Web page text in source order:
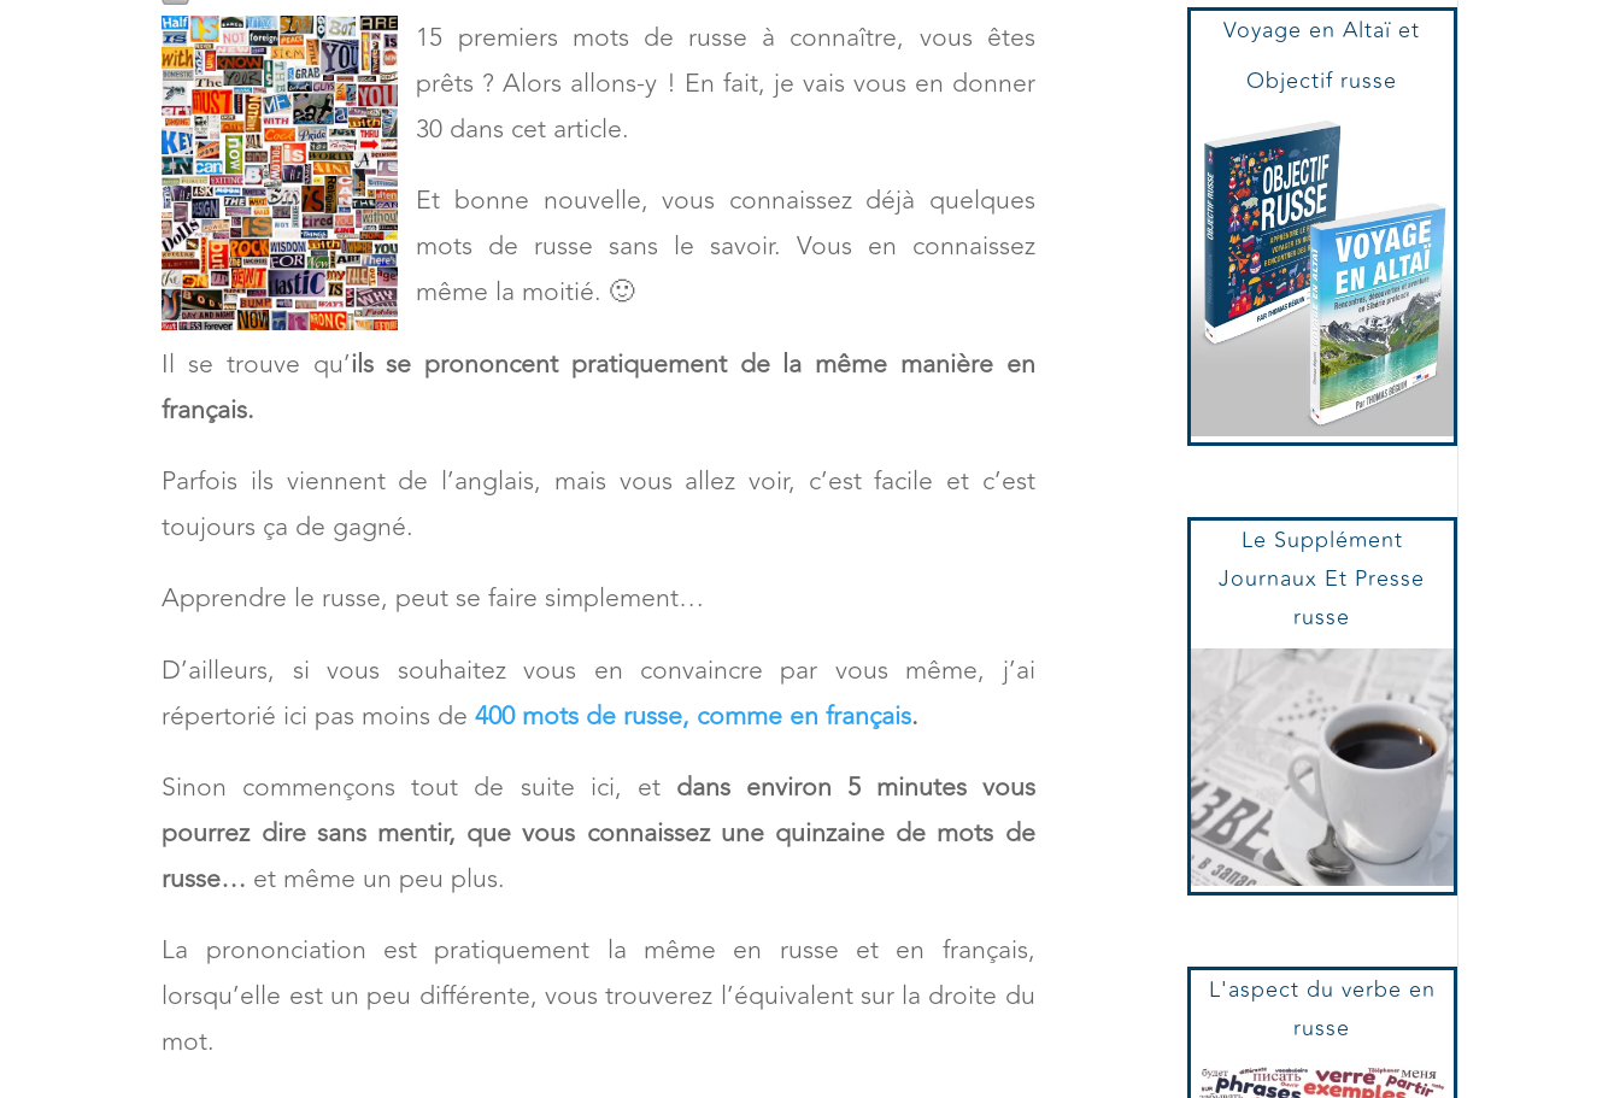
15 premiers mots de russe à connaître, vous êtes
prêts ? Alors allons-y ! En fait, je vais vous en donner
30 dans cet article.
Et bonne nouvelle, vous connaissez déjà quelques
mots de russe sans le savoir. Vous en connaissez
même la moitié. 🙂
Il se trouve qu’ils se prononcent pratiquement de la même manière en
français.
Parfois ils viennent de l’anglais, mais vous allez voir, c’est facile et c’est
toujours ça de gagné.
Apprendre le russe, peut se faire simplement…
D’ailleurs, si vous souhaitez vous en convaincre par vous même, j’ai
répertorié ici pas moins de400 mots de russe, comme en français.
Sinon commençons tout de suite ici, etdans environ 5 minutes vous
pourrez dire sans mentir, que vous connaissez une quinzaine de mots de
russe… et même un peu plus.
La prononciation est pratiquement la même en russe et en français,
lorsqu’elle est un peu différente, vous trouverez l’équivalent sur la droite du
mot.
Voyage en Altaï et
Objectif russe
Le Supplément
Journaux Et Presse
russe
L'aspect du verbe en
russe